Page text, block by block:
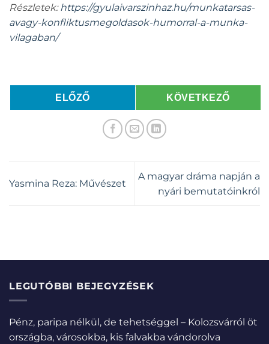
Részletek:https://gyulaivarszinhaz.hu/munkatarsas-
avagy-konfliktusmegoldasok-humorral-a-munka-
vilagaban/
ELŐZŐ KÖVETKEZŐ
Yasmina Reza: Művészet
A magyar dráma napján a
nyári bemutatóinkról
LEGUTÓBBI BEJEGYZÉSEK
Pénz, paripa nélkül, de tehetséggel – Kolozsvárról öt
országba, városokba, kis falvakba vándorolva